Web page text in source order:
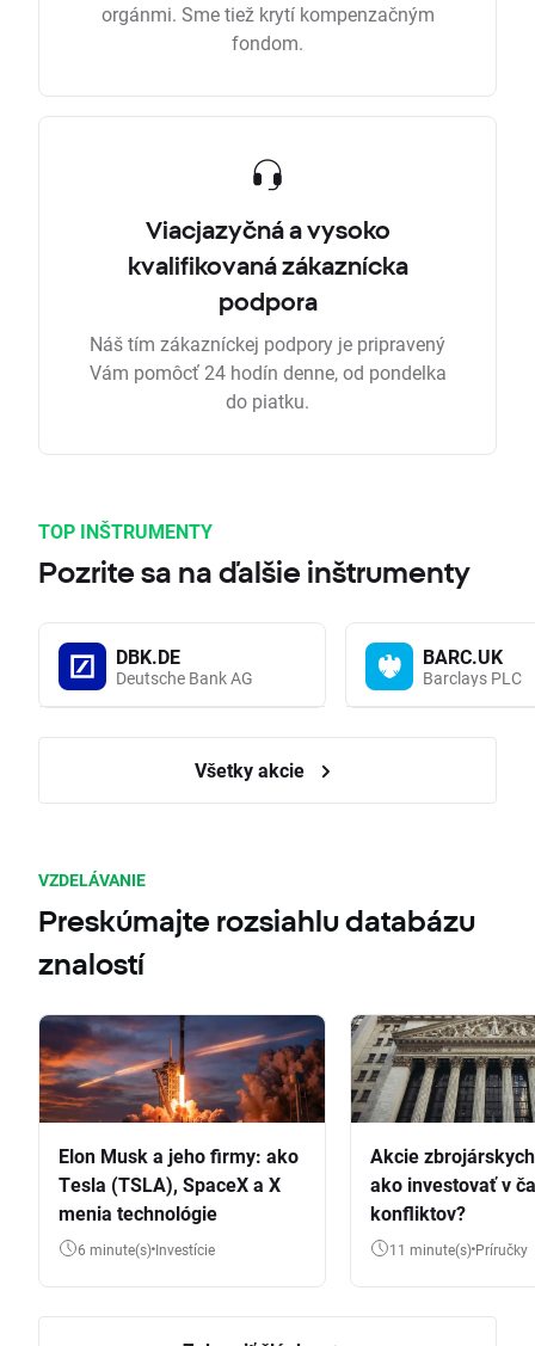
orgánmi. Sme tiež krytí kompenzačným
fondom.
Viacjazyčná a vysoko
kvalifikovaná zákaznícka
podpora
Náš tím zákazníckej podpory je pripravený
Vám pomôcť 24 hodín denne, od pondelka
do piatku.
TOP INŠTRUMENTY
Pozrite sa na ďalšie inštrumenty
DBK.DE
Deutsche Bank AG
BARC.UK
Barclays PLC
Všetky akcie
VZDELÁVANIE
Preskúmajte rozsiahlu databázu
znalostí
Elon Musk a jeho firmy: ako
Tesla (TSLA), SpaceX a X
menia technológie
6 minute(s) Investície
Akcie
ako investovať v
konfliktov?
11 minute(s) Príručky